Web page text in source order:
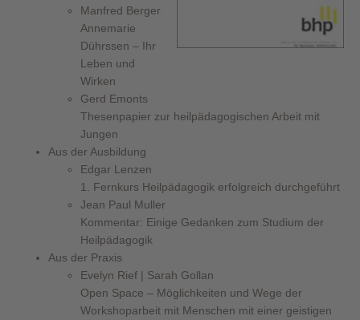
Manfred Berger
Annemarie
Dührssen – Ihr
Leben und
Wirken
Gerd Emonts
Thesenpapier zur heilpädagogischen Arbeit mit
Jungen
Aus der Ausbildung
Edgar Lenzen
1. Fernkurs Heilpädagogik erfolgreich durchgeführt
Jean Paul Muller
Kommentar: Einige Gedanken zum Studium der
Heilpädagogik
Aus der Praxis
Evelyn Rief | Sarah Gollan
Open Space – Möglichkeiten und Wege der
Workshoparbeit mit Menschen mit einer geistigen